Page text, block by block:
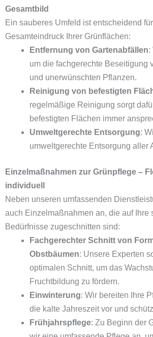
Gesamtbild
Ein sauberes Umfeld ist entscheidend
Gesamteindruck Ihrer Grünflächen:
Entfernung von Gartenabfällen:
um die fachgerechte Beseitigung
und unerwünschten Pflanzen.
Reinigung von befestigten
regelmäßige Reinigung sorgt
befestigten Flächen immer
Umweltgerechte Entsorgung:
umweltgerechte Entsorgung aller
Einzelmaßnahmen zur Grünpflege –
individuell
Neben unseren umfassenden
auch Einzelmaßnahmen an, die auf Ihre
Bedürfnisse zugeschnitten sind:
Fachgerechter Schnitt von
Obstbäumen: Unsere Experten
optimalen Schnitt, um das
Fruchtbildung zu fördern.
Einwinterung: Wir bereiten Ihre
die kalte Jahreszeit vor und
Frühjahrspflege: Zu Beginn der